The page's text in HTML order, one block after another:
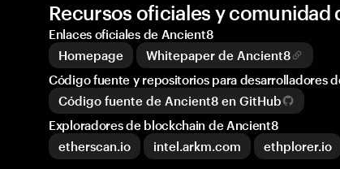
Recursos oficiales y comunidad
Enlaces oficiales de Ancient8
Homepage
Whitepaper de Ancient8
Código fuente y repositorios para desarrolladores
Código fuente de Ancient8 en GitHub
Exploradores de blockchain de Ancient8
etherscan.io
intel.arkm.com ethplorer.io